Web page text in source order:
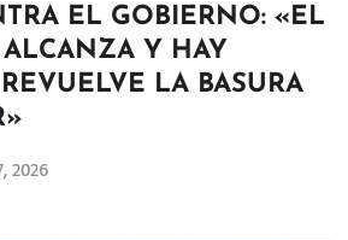
EL GOBIERNO: «EL
Y HAY
LA BASURA
2026